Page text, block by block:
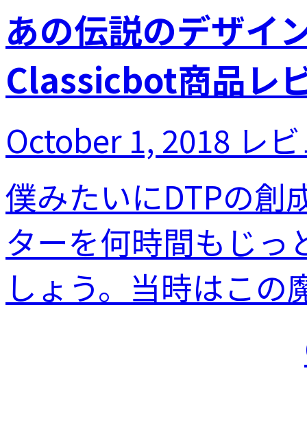
あの伝説のデザイ
Classicbot商品レ
October 1, 2018 レ
僕みたいにDTPの創
ターを何時間もじっ
しょう。当時はこの